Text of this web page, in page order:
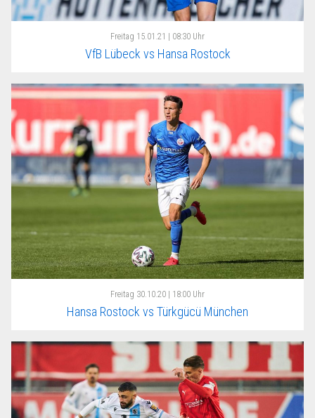
Freitag 15.01.21 | 08:30 Uhr
VfB Lübeck vs Hansa Rostock
Freitag 30.10.20 | 18:00 Uhr
Hansa Rostock vs Türkgücü München